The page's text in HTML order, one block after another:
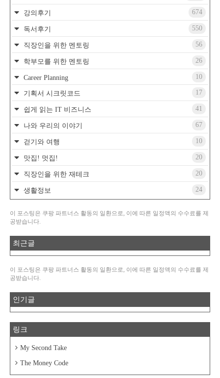
강의후기 674
독서후기 550
직장인을 위한 멘토링 56
학부모를 위한 멘토링 26
Career Planning 10
기획서 시크릿코드 17
쉽게 읽는 IT 비즈니스 41
나와 우리의 이야기 67
걷기와 여행 10
맛집! 멋집! 20
직장인을 위한 재테크 20
생활정보 24
이 포스팅은 쿠팡 파트너스 활동의 일환으로, 이에 따른 일정액의 수수료를 제
공받습니다.
최근글
이 포스팅은 쿠팡 파트너스 활동의 일환으로, 이에 따른 일정액의 수수료를 제
공받습니다.
인기글
링크
My Second Take
The Money Code